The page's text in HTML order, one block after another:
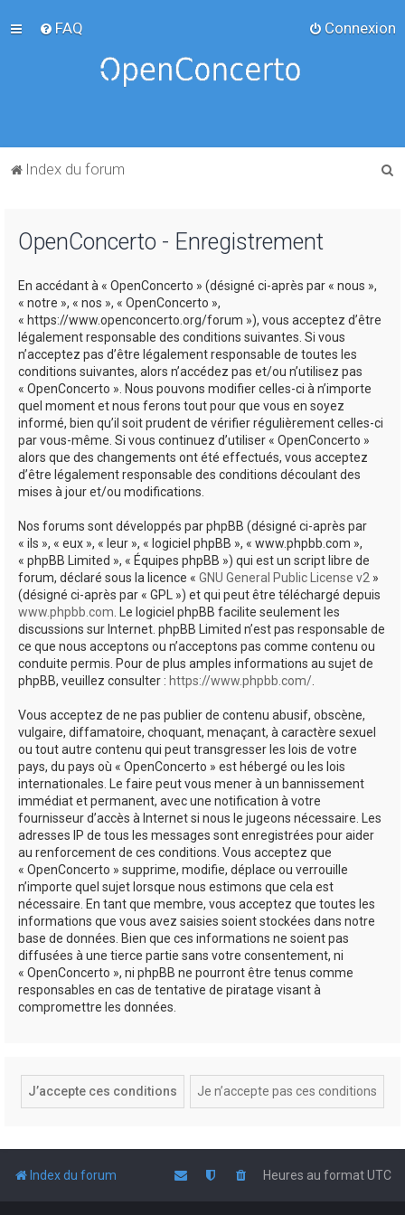
FAQ Connexion
Index du forum
OpenConcerto - Enregistrement
En accédant à « OpenConcerto » (désigné ci-après par « nous »,
« notre », « nos », « OpenConcerto »,
« https://www.openconcerto.org/forum »), vous acceptez d’être
légalement responsable des conditions suivantes. Si vous
n’acceptez pas d’être légalement responsable de toutes les
conditions suivantes, alors n’accédez pas et/ou n’utilisez pas
« OpenConcerto ». Nous pouvons modifier celles-ci à n’importe
quel moment et nous ferons tout pour que vous en soyez
informé, bien qu’il soit prudent de vérifier régulièrement celles-ci
par vous-même. Si vous continuez d’utiliser « OpenConcerto »
alors que des changements ont été effectués, vous acceptez
d’être légalement responsable des conditions découlant des
mises à jour et/ou modifications.
Nos forums sont développés par phpBB (désigné ci-après par
« ils », « eux », « leur », « logiciel phpBB », « www.phpbb.com »,
« phpBB Limited », « Équipes phpBB ») qui est un script libre de
forum, déclaré sous la licence « GNU General Public License v2 »
(désigné ci-après par « GPL ») et qui peut être téléchargé depuis
www.phpbb.com. Le logiciel phpBB facilite seulement les
discussions sur Internet. phpBB Limited n’est pas responsable de
ce que nous acceptons ou n’acceptons pas comme contenu ou
conduite permis. Pour de plus amples informations au sujet de
phpBB, veuillez consulter : https://www.phpbb.com/.
Vous acceptez de ne pas publier de contenu abusif, obscène,
vulgaire, diffamatoire, choquant, menaçant, à caractère sexuel
ou tout autre contenu qui peut transgresser les lois de votre
pays, du pays où « OpenConcerto » est hébergé ou les lois
internationales. Le faire peut vous mener à un bannissement
immédiat et permanent, avec une notification à votre
fournisseur d’accès à Internet si nous le jugeons nécessaire. Les
adresses IP de tous les messages sont enregistrées pour aider
au renforcement de ces conditions. Vous acceptez que
« OpenConcerto » supprime, modifie, déplace ou verrouille
n’importe quel sujet lorsque nous estimons que cela est
nécessaire. En tant que membre, vous acceptez que toutes les
informations que vous avez saisies soient stockées dans notre
base de données. Bien que ces informations ne soient pas
diffusées à une tierce partie sans votre consentement, ni
« OpenConcerto », ni phpBB ne pourront être tenus comme
responsables en cas de tentative de piratage visant à
compromettre les données.
Index du forum Heures au formatUTC